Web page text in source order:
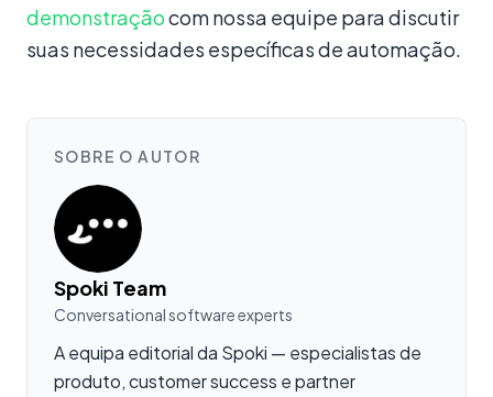
demonstraçãocom nossa equipe para discutir
suas necessidades específicas de automação.
SOBRE O AUTOR
Spoki Team
Conversational software experts
A equipa editorial da Spoki — especialistas de
produto, customer success e partner